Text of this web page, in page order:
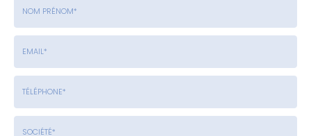
Nom
Prénom
*
Email
*
Tél.